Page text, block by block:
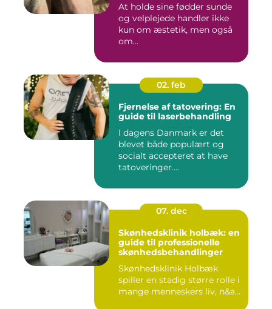
At holde sine fødder sunde
og velplejede handler ikke
kun om æstetik, men også
om...
02. feb
Fjernelse af tatovering: En
guide til laserbehandling
I dagens Danmark er det
blevet både populært og
socialt accepteret at have
tatoveringer....
07. dec
Skønhedsklinik holbæk: en
guide til professionelle
skønhedsbehandlinger
Skønhedsklinik Holbæk
spiller en stadig større rolle i
mange menneskers liv, n&a...